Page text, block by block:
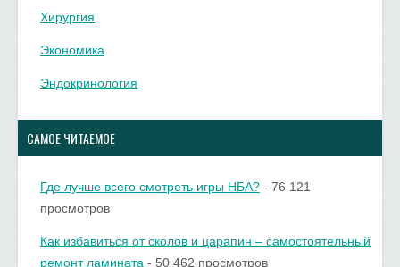
Хирургия
Экономика
Эндокринология
САМОЕ ЧИТАЕМОЕ
Где лучше всего смотреть игры НБА? - 76 121
просмотров
Как избавиться от сколов и царапин – самостоятельный
ремонт ламината - 50 462 просмотров